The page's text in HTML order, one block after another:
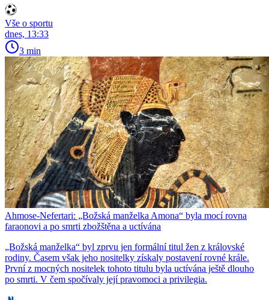
Vše o sportu
dnes, 13:33
3 min
Ahmose-Nefertari: „Božská manželka Amona“ byla mocí rovna
faraonovi a po smrti zbožštěna a uctívána
​​​​​​​„Božská manželka“ byl zprvu jen formální titul žen z královské
rodiny. Časem však jeho nositelky získaly postavení rovné krále.
První z mocných nositelek tohoto titulu byla uctívána ještě dlouho
po smrti. V čem spočívaly její pravomoci a privilegia.